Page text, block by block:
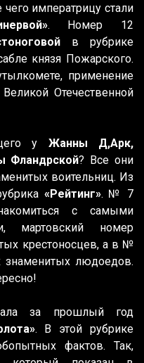
чего императрицу стали
. Номер 12
в рубрике
князя Пожарского.
применение
Отечественной
у Жанны Д,Арк,
Фландрской? Все они
воительниц. Из
«Рейтинг». № 7
с самыми
мартовский номер
крестоносцев, а в №
людоедов.
за прошлый год
. В этой рубрике
фактов. Так,